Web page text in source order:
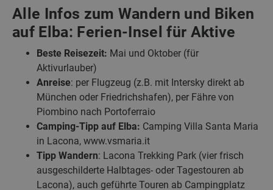
Alle Infos zum Wandern und Biken
auf Elba: Ferien-Insel für Aktive
Beste Reisezeit: Mai und Oktober (für
Aktivurlauber)
Anreise: per Flugzeug (z.B. mit Intersky direkt ab
München oder Friedrichshafen), per Fähre von
Piombino nach Portoferraio
Camping-Tipp auf Elba: Camping Villa Santa Maria
in Lacona, www.vsmaria.it
Tipp Wandern: Lacona Trekking Park (vier frisch
ausgeschilderte Halbtages- oder Tagestouren ab
Lacona), auch geführte Touren ab Campingplatz